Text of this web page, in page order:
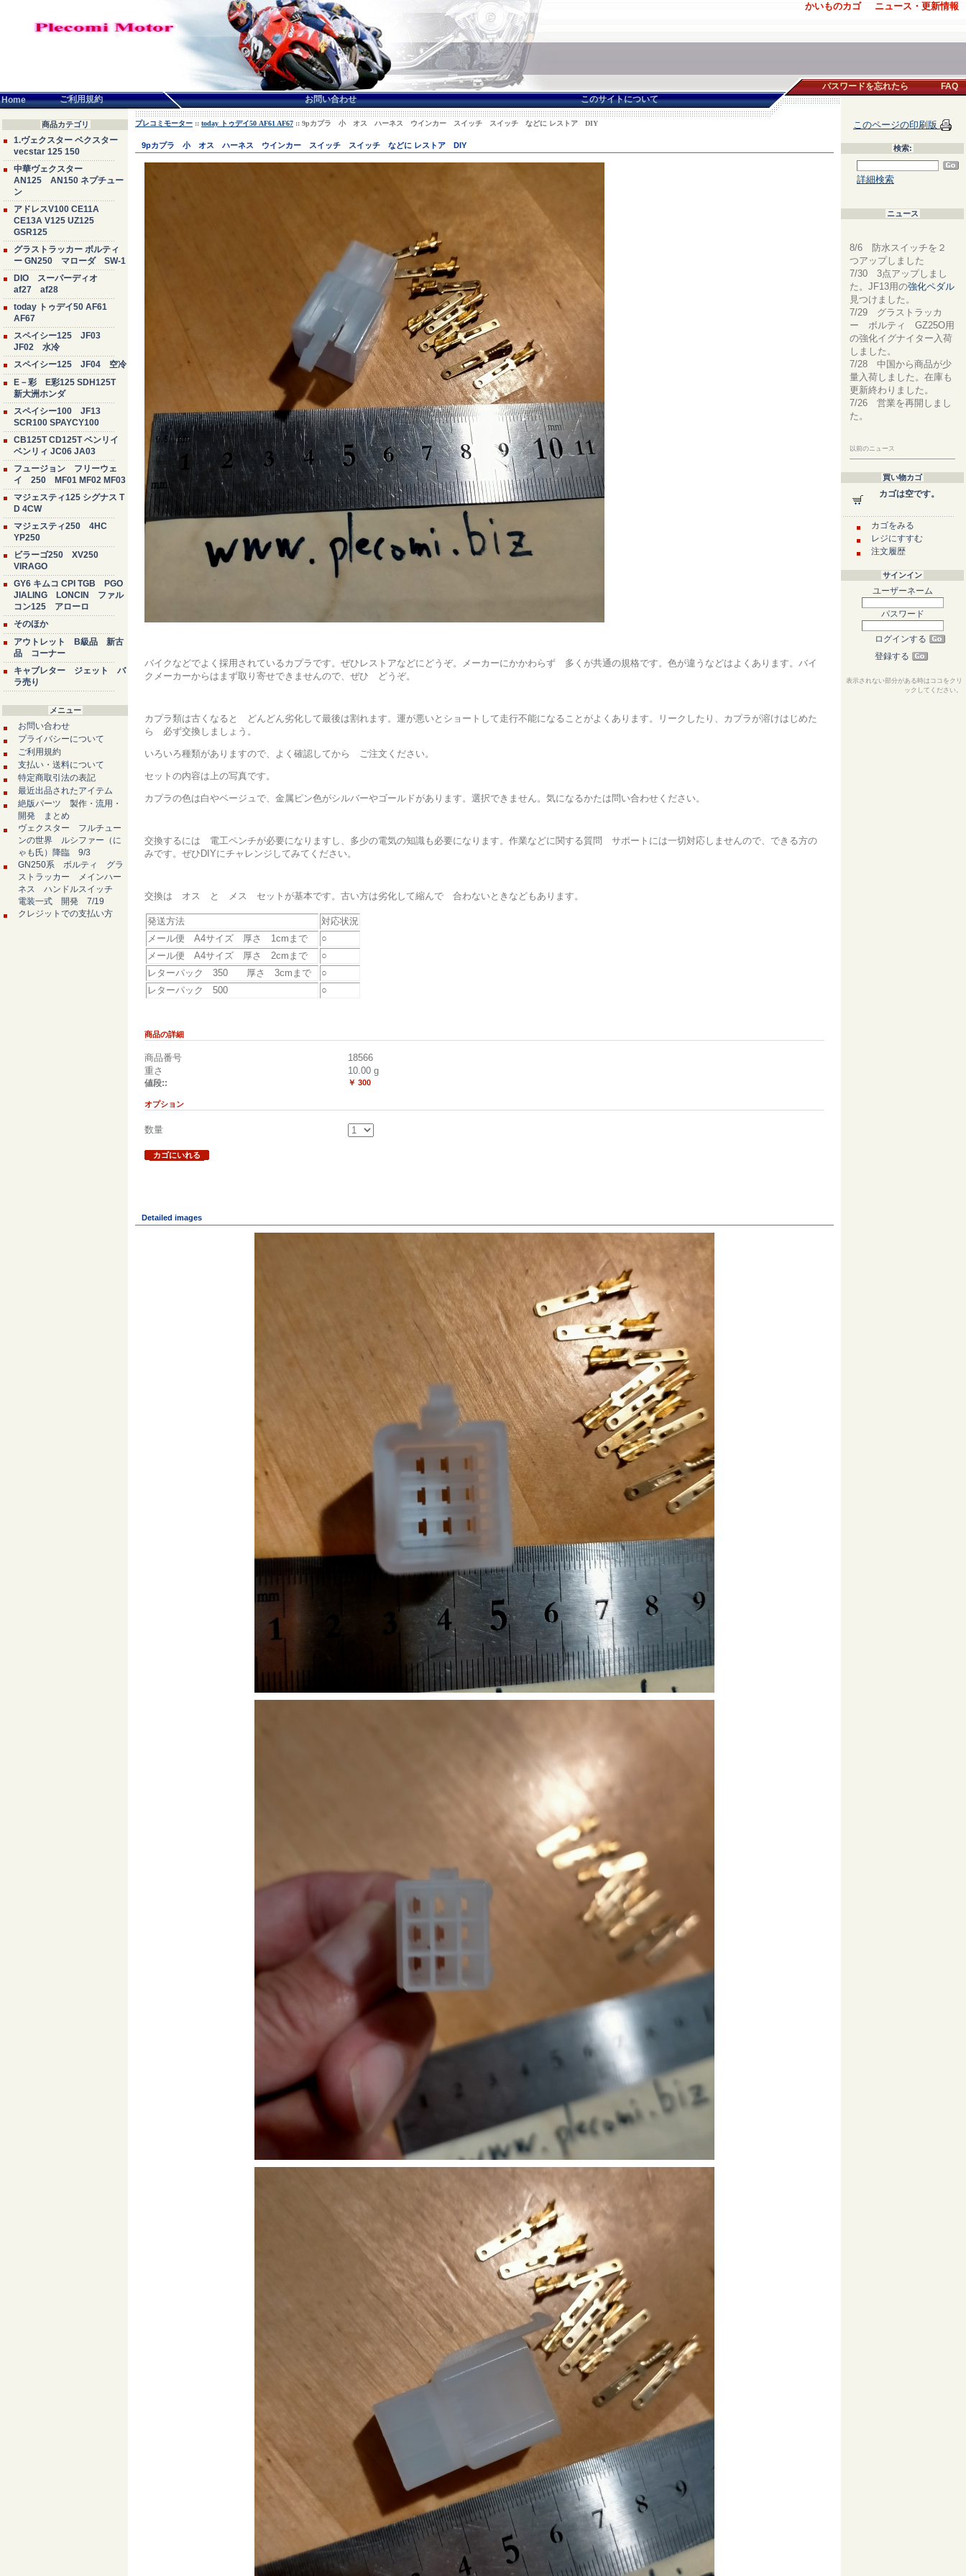
かいものカゴ ニュース・更新情報
Home ご利用規約 お問い合わせ このサイトについて
パスワードを忘れたら FAQ
商品カテゴリ
1.ヴェクスター ベクスター
vecstar 125 150
中華ヴェクスター
AN125 AN150 ネプチュー
ン
アドレスV100 CE11A
CE13A V125 UZ125
GSR125
グラストラッカー ボルティ
ー GN250 マローダ SW-1
DIO スーパーディオ
af27 af28
today トゥデイ50 AF61
AF67
スペイシー125 JF03
JF02 水冷
スペイシー125 JF04 空冷
E－彩 E彩125 SDH125T
新大洲ホンダ
スペイシー100 JF13
SCR100 SPAYCY100
CB125T CD125T ベンリイ
ベンリィ JC06 JA03
フュージョン フリーウェ
イ 250 MF01 MF02 MF03
マジェスティ125 シグナス T
D 4CW
マジェスティ250 4HC
YP250
ビラーゴ250 XV250
VIRAGO
GY6 キムコ CPI TGB PGO
JIALING LONCIN ファル
コン125 アローロ
そのほか
アウトレット B級品 新古
品 コーナー
キャブレター ジェット バ
ラ売り
メニュー
お問い合わせ
プライバシーについて
ご利用規約
支払い・送料について
特定商取引法の表記
最近出品されたアイテム
絶版パーツ 製作・流用・
開発 まとめ
ヴェクスター フルチュー
ンの世界 ルシファー（に
ゃも氏）降臨 9/3
GN250系 ボルティ グラ
ストラッカー メインハー
ネス ハンドルスイッチ
電装一式 開発 7/19
クレジットでの支払い方
プレコミモーター :: today トゥデイ50 AF61 AF67 :: 9pカプラ 小 オス ハーネス ウインカー スイッチ スイッチ などに レストア DIY
9pカプラ 小 オス ハーネス ウインカー スイッチ スイッチ などに レストア DIY
バイクなどでよく採用されているカプラです。ぜひレストアなどにどうぞ。メーカーにかかわらず 多くが共通の規格です。色が違うなどはよくあります。バイ
クメーカーからはまず取り寄せできませんので、ぜひ どうぞ。
カプラ類は古くなると どんどん劣化して最後は割れます。運が悪いとショートして走行不能になることがよくあります。リークしたり、カプラが溶けはじめた
ら 必ず交換しましょう。
いろいろ種類がありますので、よく確認してから ご注文ください。
セットの内容は上の写真です。
カプラの色は白やベージュで、金属ピン色がシルバーやゴールドがあります。選択できません。気になるかたは問い合わせください。
交換するには 電工ペンチが必要になりますし、多少の電気の知識も必要になります。作業などに関する質問 サポートには一切対応しませんので、できる方の
みです。ぜひDIYにチャレンジしてみてください。
交換は オス と メス セットが基本です。古い方は劣化して縮んで 合わないときなどもあります。
発送方法
対応状況
メール便 A4サイズ 厚さ 1cmまで
○
メール便 A4サイズ 厚さ 2cmまで
○
レターパック 350 厚さ 3cmまで
○
レターパック 500
○
商品の詳細
商品番号
18566
重さ
10.00 g
値段:: ￥ 300
オプション
数量
カゴにいれる
Detailed images
このページの印刷版
検索:
詳細検索
ニュース
8/6 防水スイッチを２
つアップしました
7/30 3点アップしまし
た。JF13用の強化ペダル
見つけました。
7/29 グラストラッカ
ー ボルティ GZ25O用
の強化イグナイター入荷
しました。
7/28 中国から商品が少
量入荷しました。在庫も
更新終わりました。
7/26 営業を再開しまし
た。
以前のニュース
買い物カゴ
カゴは空です。
カゴをみる
レジにすすむ
注文履歴
サインイン
ユーザーネーム
パスワード
ログインする
登録する
表示されない部分がある時はココをクリ
ックしてください。